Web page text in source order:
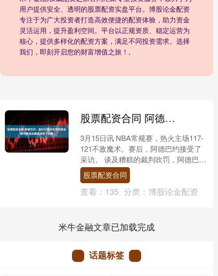
用户提供安全、透明的股票配资实盘平台。博股论金配资
专注于为广大投资者打造高效便捷的配资体验，助力资金
灵活运用，提升盈利空间。平台以正规资质、稳定运营为
核心，提供多样化的配资方案，满足不同投资需求。选择
我们，即刻开启您的财富增值之旅！,
股票配资合同 阿德巴约：我们只要评论判罚就会被罚款但这确实改变了比赛
3月15日讯 NBA常规赛，热火主场117-
121不敌魔术。赛后，阿德巴约接受了
采访。 谈及糟糕的裁判吹罚，阿德巴约
表示：“让人恼火的是，我们只要评论这
事就会被....
股票配资合同
查看： 135 分类： 博股论金配资
米牛金融文章已加载完成
话题标签